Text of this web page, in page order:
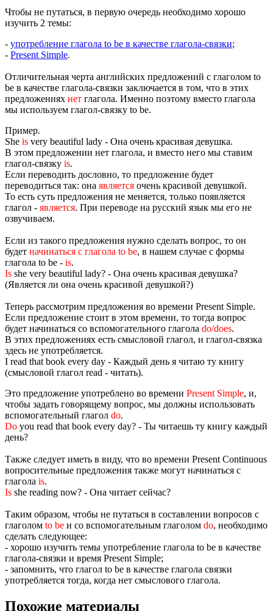
Чтобы не путаться, в первую очередь необходимо хорошо
изучить 2 темы:
- употребление глагола to be в качестве глагола-связки;
- Present Simple.
Отличительная черта английских предложений с глаголом to
be в качестве глагола-связки заключается в том, что в этих
предложениях нет глагола. Именно поэтому вместо глагола
мы используем глагол-связку to be.
Пример.
She is very beautiful lady - Она очень красивая девушка.
В этом предложении нет глагола, и вместо него мы ставим
глагол-связку is.
Если переводить дословно, то предложение будет
переводиться так: она является очень красивой девушкой.
То есть суть предложения не меняется, только появляется
глагол - является. При переводе на русский язык мы его не
озвучиваем.
Если из такого предложения нужно сделать вопрос, то он
будет начинаться с глагола to be, в нашем случае с формы
глагола to be - is.
Is she very beautiful lady? - Она очень красивая девушка?
(Является ли она очень красивой девушкой?)
Теперь рассмотрим предложения во времени Present Simple.
Если предложение стоит в этом времени, то тогда вопрос
будет начинаться со вспомогательного глагола do/does.
В этих предложениях есть смысловой глагол, и глагол-связка
здесь не употребляется.
I read that book every day - Каждый день я читаю ту книгу
(смысловой глагол read - читать).
Это предложение употреблено во времени Present Simple, и,
чтобы задать говорящему вопрос, мы должны использовать
вспомогательный глагол do.
Do you read that book every day? - Ты читаешь ту книгу каждый
день?
Также следует иметь в виду, что во времени Present Continuous
вопросительные предложения также могут начинаться с
глагола is.
Is she reading now? - Она читает сейчас?
Таким образом, чтобы не путаться в составлении вопросов с
глаголом to be и со вспомогательным глаголом do, необходимо
сделать следующее:
- хорошо изучить темы употребление глагола to be в качестве
глагола-связки и время Present Simple;
- запомнить, что глагол to be в качестве глагола связки
употребляется тогда, когда нет смыслового глагола.
Похожие материалы